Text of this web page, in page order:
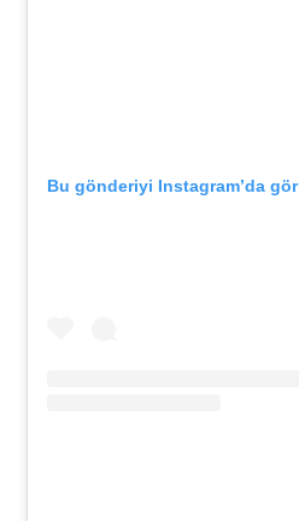
Bu gönderiyi Instagram’da gör